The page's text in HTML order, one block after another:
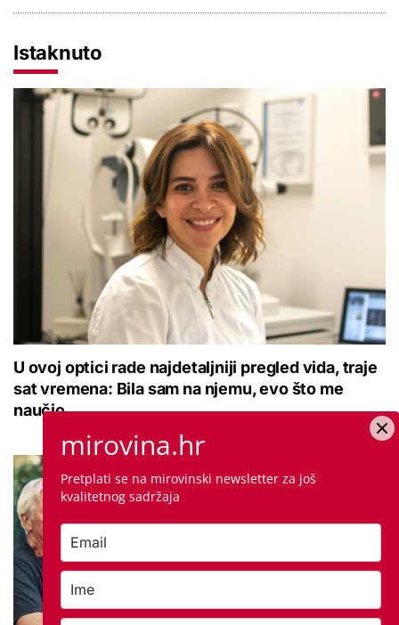
Istaknuto
U ovoj optici rade najdetaljniji pregled vida, traje
sat vremena: Bila sam na njemu, evo što me
naučio
mirovina.hr
Pretplati se na mirovinski newsletter za još
kvalitetnog sadržaja